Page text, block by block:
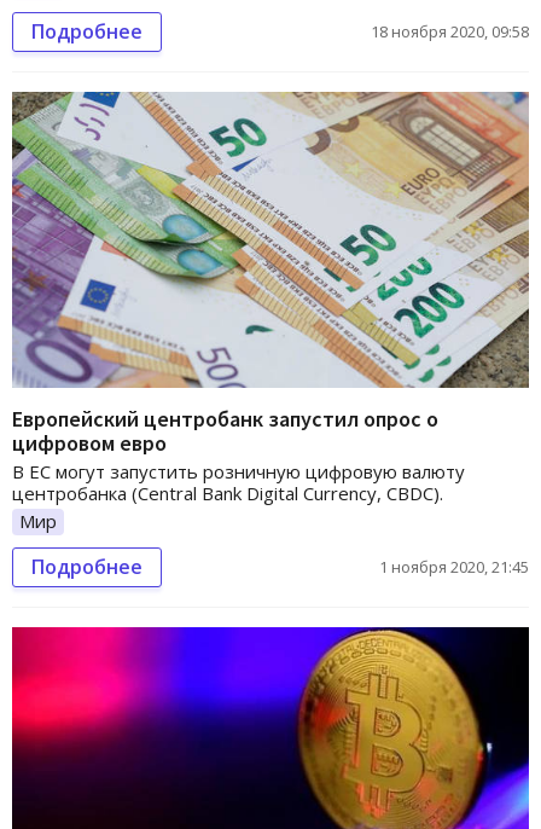
Подробнее 18 ноября 2020, 09:58
Европейский центробанк запустил опрос о
цифровом евро
В ЕС могут запустить розничную цифровую валюту
центробанка (Central Bank Digital Currency, CBDC).
Мир
Подробнее 1 ноября 2020, 21:45